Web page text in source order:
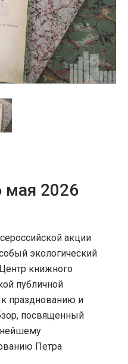
мая 2026
акции
экологический
книжного
публичной
к празднованию и
посвященный
Петра